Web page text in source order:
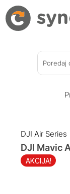
Poredaj
DJI Air Series
AKCIJA!
DJI Mavic